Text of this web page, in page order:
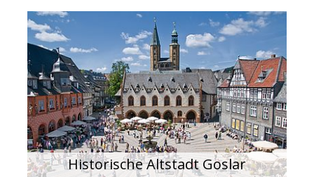
Historische Altstadt Goslar